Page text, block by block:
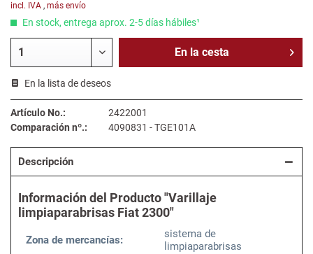
incl. IVA , más envío
En stock, entrega aprox. 2-5 días hábiles¹
En la cesta
En la lista de deseos
Artículo No.:
2422001
Comparación nº.:
4090831 - TGE101A
Descripción
Información del Producto "Varillaje
limpiaparabrisas Fiat 2300"
Zona de mercancías:
sistema de
limpiaparabrisas